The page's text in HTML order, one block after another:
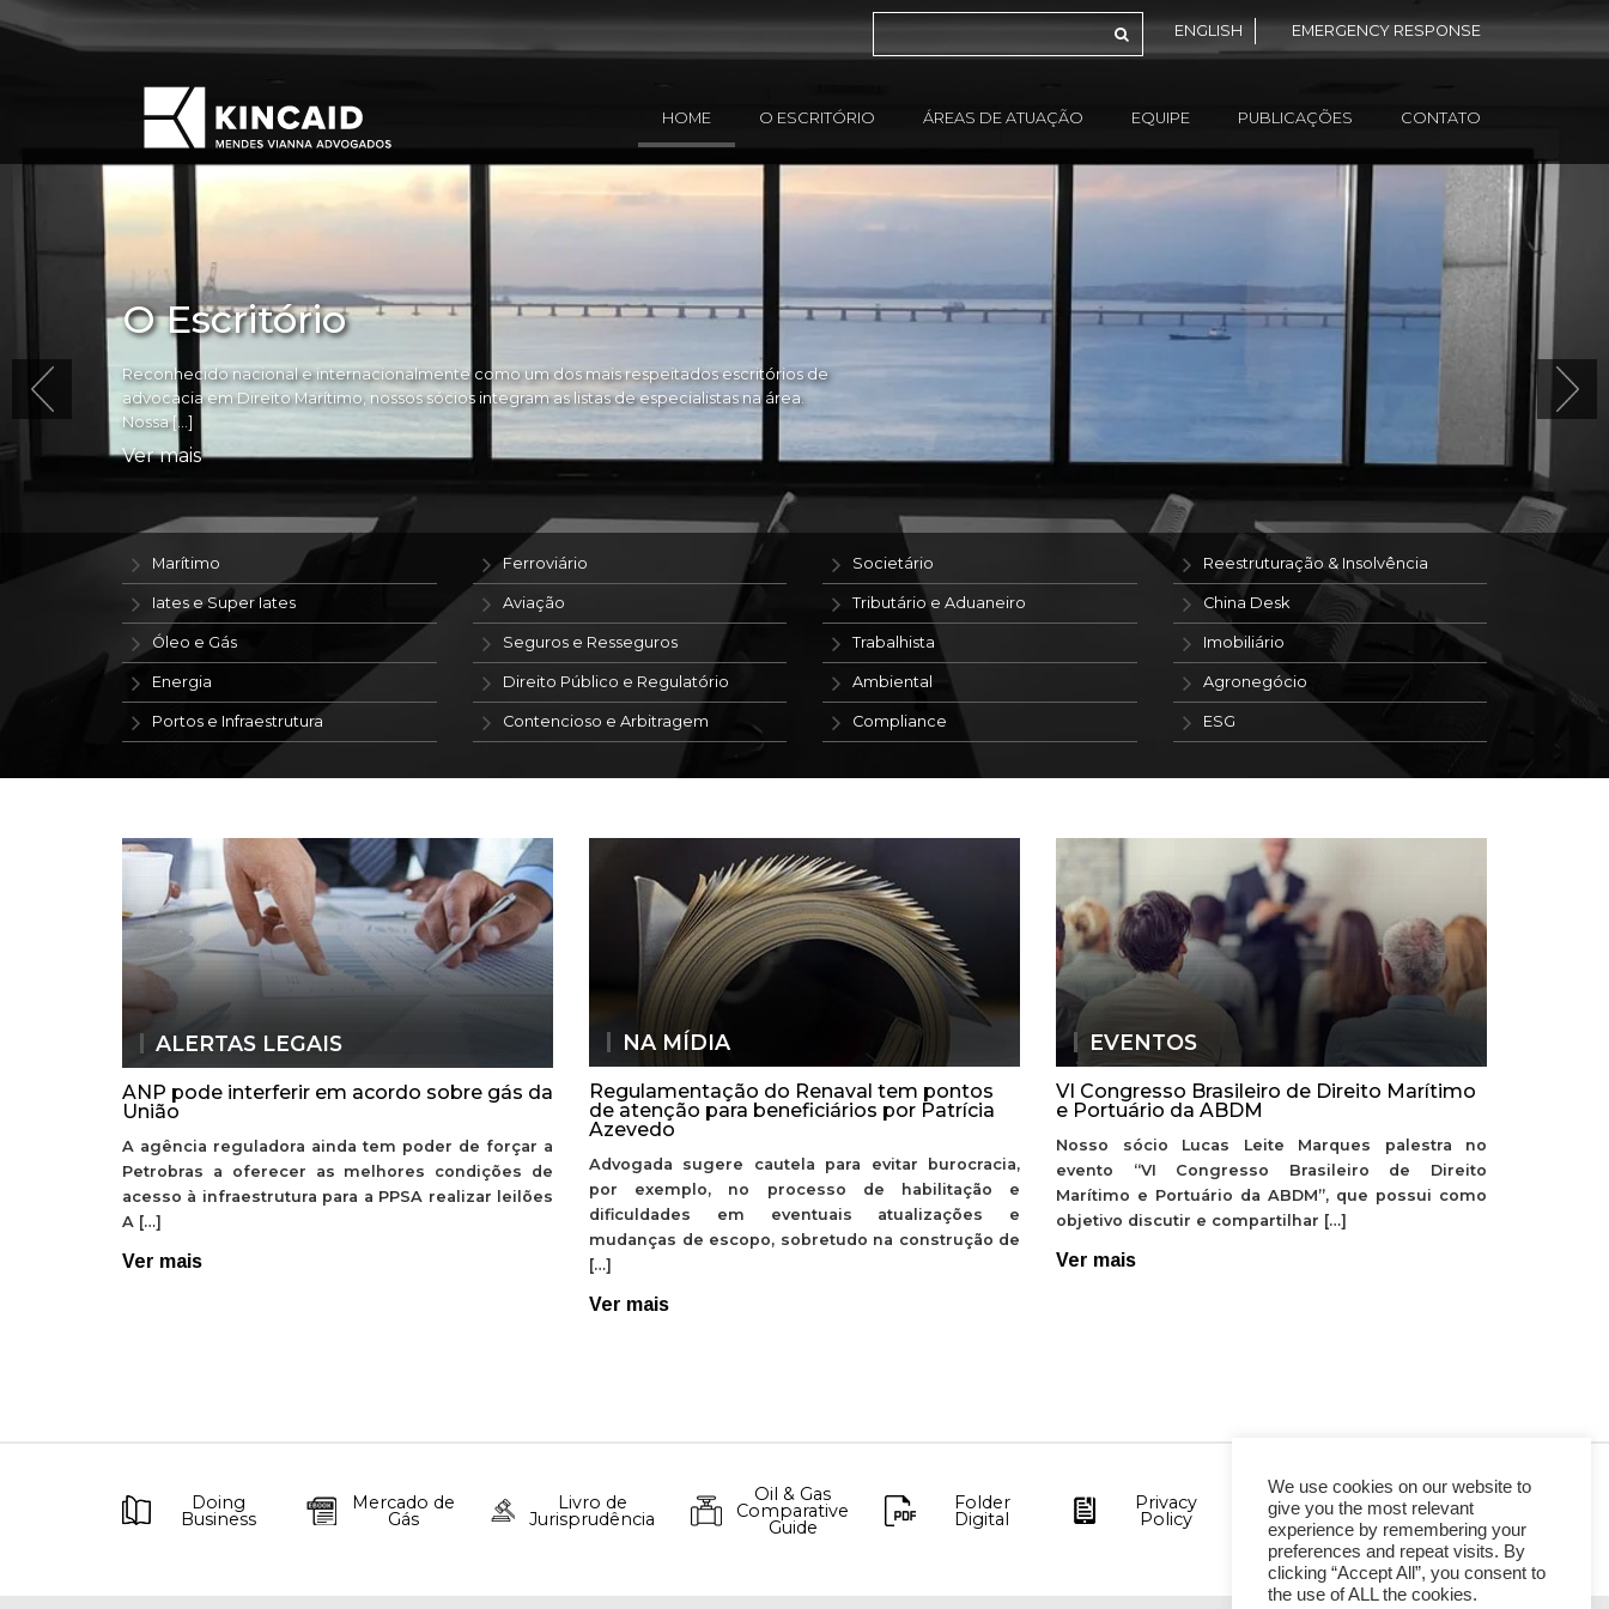
ENGLISH EMERGENCY RESPONSE
HOME O ESCRITÓRIO ÁREAS DE ATUAÇÃO EQUIPE PUBLICAÇÕES CONTATO
O Escritório
Reconhecido nacional e internacionalmente como um dos mais respeitados escritórios de
advocacia em Direito Marítimo, nossos sócios integram as listas de especialistas na área.
Nossa […]
Ver mais
Marítimo
Iates e Super Iates
Óleo e Gás
Energia
Portos e Infraestrutura
Ferroviário
Aviação
Seguros e Resseguros
Direito Público e Regulatório
Contencioso e Arbitragem
Societário
Tributário e Aduaneiro
Trabalhista
Ambiental
Compliance
Reestruturação & Insolvência
China Desk
Imobiliário
Agronegócio
ESG
ALERTAS LEGAIS
ANP pode interferir em acordo sobre gás da
União
A agência reguladora ainda tem poder de forçar a
Petrobras a oferecer as melhores condições de
acesso à infraestrutura para a PPSA realizar leilões
A […]
Ver mais
NA MÍDIA
Regulamentação do Renaval tem pontos
de atenção para beneficiários por Patrícia
Azevedo
Advogada sugere cautela para evitar burocracia,
por exemplo, no processo de habilitação e
dificuldades em eventuais atualizações e
mudanças de escopo, sobretudo na construção de
[…]
Ver mais
EVENTOS
VI Congresso Brasileiro de Direito Marítimo
e Portuário da ABDM
Nosso sócio Lucas Leite Marques palestra no
evento “VI Congresso Brasileiro de Direito
Marítimo e Portuário da ABDM”, que possui como
objetivo discutir e compartilhar […]
Ver mais
Doing
Business
Mercado de
Gás
Livro de
Jurisprudência
Oil & Gas
Comparative
Guide
Folder
Digital
Privacy
Policy
We use cookies on our website to
give you the most relevant
experience by remembering your
preferences and repeat visits. By
clicking “Accept All”, you consent to
the use of ALL the cookies.